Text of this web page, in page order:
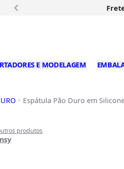
E MODELAGEM
Espátula Pão Duro em
produtos